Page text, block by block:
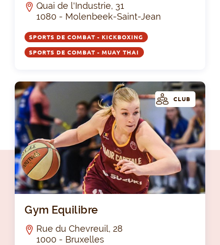
Quai de l'Industrie, 31
1080 - Molenbeek-Saint-Jean
SPORTS DE COMBAT - KICKBOXING
SPORTS DE COMBAT - MUAY THAI
CLUB
Gym Equilibre
Rue du Chevreuil, 28
1000 - Bruxelles